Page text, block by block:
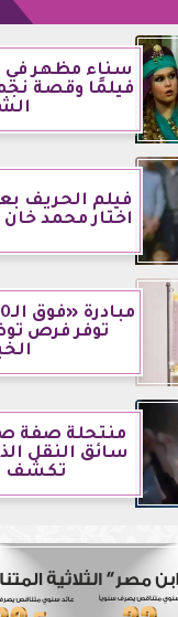
فيلمًا وقصة
اختار محمد خان
توفر فرص
منتحلة صفة
سائق النقل
تكشف